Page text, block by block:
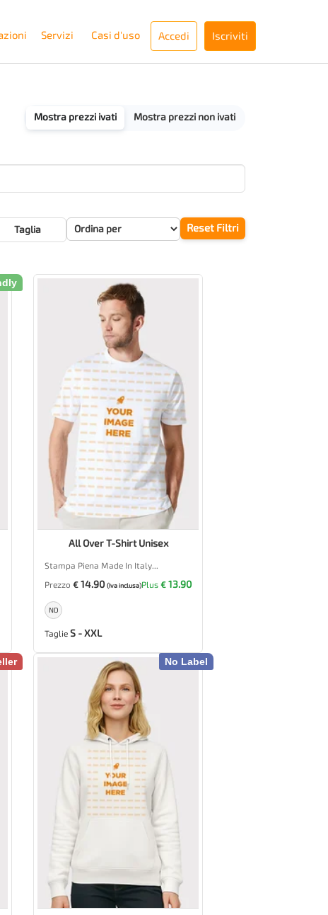
Servizi Casi d'uso Accedi Iscriviti
Mostra prezzi ivati Mostra prezzi non ivati
All Over T-Shirt Unisex
Stampa Piena Made In Italy...
Prezzo € 14.90 (Iva inclusa)Plus € 13.90
ND
Taglie S - XXL
No Label
Taglia Reset Filtri